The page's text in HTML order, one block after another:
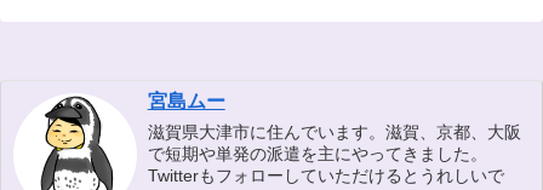
宮島ムー
滋賀県大津市に住んでいます。滋賀、京都、大阪
で短期や単発の派遣を主にやってきました。
Twitterもフォローしていただけるとうれしいで